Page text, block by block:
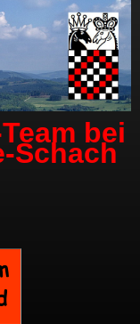
bei
Schach